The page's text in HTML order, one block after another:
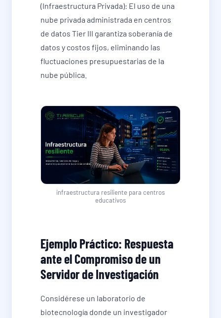
(Infraestructura Privada): El uso de una
nube privada administrada en centros
de datos Tier III garantiza soberanía de
datos y costos fijos, eliminando las
fluctuaciones presupuestarias de la
nube pública.
infraestructura resiliente para centros
educativos
Ejemplo Práctico: Respuesta
ante el Compromiso de un
Servidor de Investigación
Considérese un laboratorio de
biotecnología donde un investigador